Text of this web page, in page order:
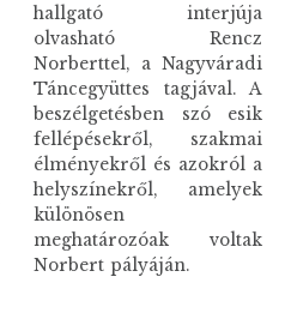
hallgató interjúja
olvasható Rencz
Norberttel, a Nagyváradi
Táncegyüttes tagjával. A
beszélgetésben szó esik
fellépésekről, szakmai
élményekről és azokról a
helyszínekről, amelyek
különösen
meghatározóak voltak
Norbert pályáján.